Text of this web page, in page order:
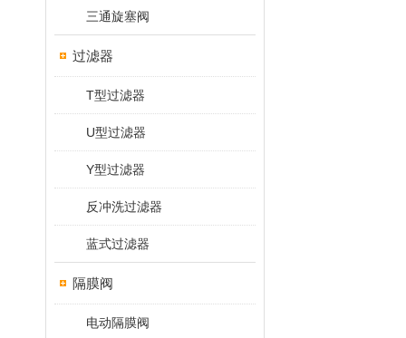
三通旋塞阀
过滤器
T型过滤器
U型过滤器
Y型过滤器
反冲洗过滤器
蓝式过滤器
隔膜阀
电动隔膜阀